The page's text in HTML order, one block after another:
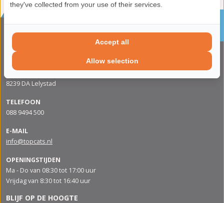
roetfilters
CONTACTGEGVENS
Apolloweg 88
8239 DA Lelystad
TELEFOON
088 9494 500
E-MAIL
info@topcats.nl
OPENINGSTIJDEN
Ma - Do van 08:30 tot 17:00 uur
Vrijdag van 8:30 tot 16:40 uur
BLIJF OP DE HOOGTE
they've collected from your use of their services.
Allow selection
Accept all